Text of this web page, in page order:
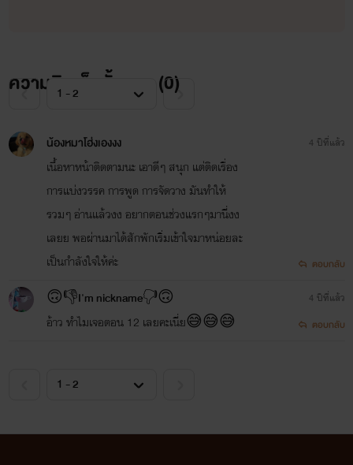
ความคิดเห็นทั้งหมด (0)
น้องหมาโฮ่งเองงง
เนื้อหาหน้าติดตามนะ เอาดีๆ สนุก แต่ติดเรื่อง
การแบ่งวรรค การพูด การจัดวาง มันทำให้
รวมๆ อ่านแล้วงง อยากตอนช่วงแรกๆมานี่งง
เลยย พอผ่านมาได้สักพักเริ่มเข้าใจมาหน่อยละ
เป็นกำลังใจให้ค่ะ
4 ปีที่แล้ว
ตอบกลับ
🙃👎I'm nickname🖓🙃
อ้าว ทำไมเจอตอน 12 เลยคะเนี่ย😅😅😅
4 ปีที่แล้ว
ตอบกลับ